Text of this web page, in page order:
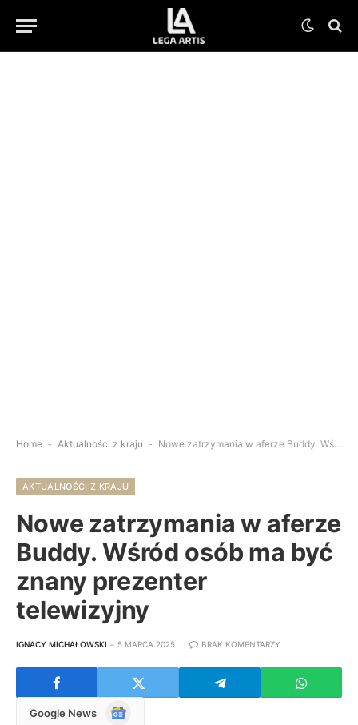
Home - Aktualności z kraju - Nowe zatrzymania w aferze Buddy. Wśród osób ma być znany prezenter telewizyjny
AKTUALNOŚCI Z KRAJU
Nowe zatrzymania w aferze
Buddy. Wśród osób ma być
znany prezenter
telewizyjny
IGNACY MICHAŁOWSKI 5 MARCA 2025 BRAK KOMENTARZY
Google News
Google